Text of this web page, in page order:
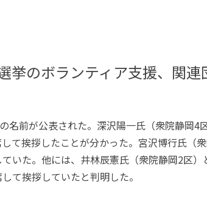
のボランティア支援、関連
名前が公表された。深沢陽一氏（衆院静岡4
て挨拶したことが分かった。宮沢博行氏（
いた。他には、井林辰憲氏（衆院静岡2区）
て挨拶していたと判明した。